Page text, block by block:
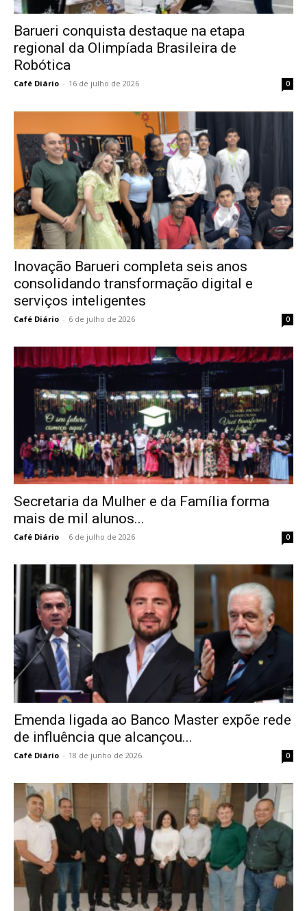
Barueri conquista destaque na etapa
regional da Olimpíada Brasileira de
Robótica
Café Diário - 16 de julho de 2026 0
Inovação Barueri completa seis anos
consolidando transformação digital e
serviços inteligentes
Café Diário - 6 de julho de 2026 0
Secretaria da Mulher e da Família forma
mais de mil alunos...
Café Diário - 6 de julho de 2026 0
Emenda ligada ao Banco Master expõe rede
de influência que alcançou...
Café Diário - 18 de junho de 2026 0